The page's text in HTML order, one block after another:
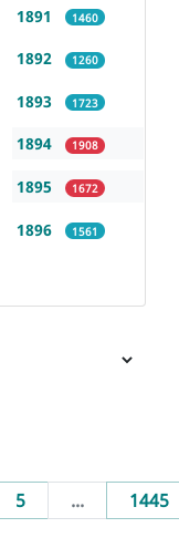
1891 1460
1892 1260
1893 1723
1894 1908
1895 1672
1896 1561
5 ... 1445